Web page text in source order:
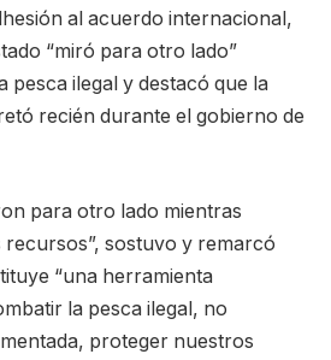
al acuerdo internacional,
“miró para otro lado”
pesca ilegal y destacó que la
recién durante el gobierno de
para otro lado mientras
sostuvo y remarcó
“una herramienta
la pesca ilegal, no
proteger nuestros